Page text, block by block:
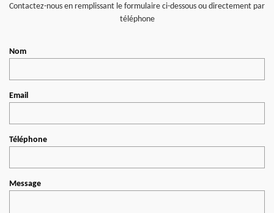
Contactez-nous en remplissant le formulaire ci-dessous ou directement par
téléphone
Nom
Email
Téléphone
Message